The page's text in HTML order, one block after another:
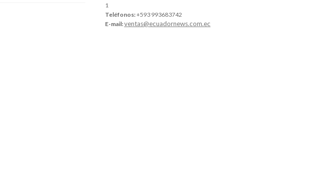
1
Teléfonos:+593 993683742
E-mail:ventas@ecuadornews.com.ec